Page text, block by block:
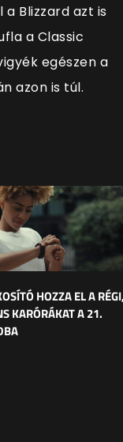
a Blizzard azt is
a Classic
egészen a
azon is túl.
HOZZA EL A
KARÓRÁKAT A 21.